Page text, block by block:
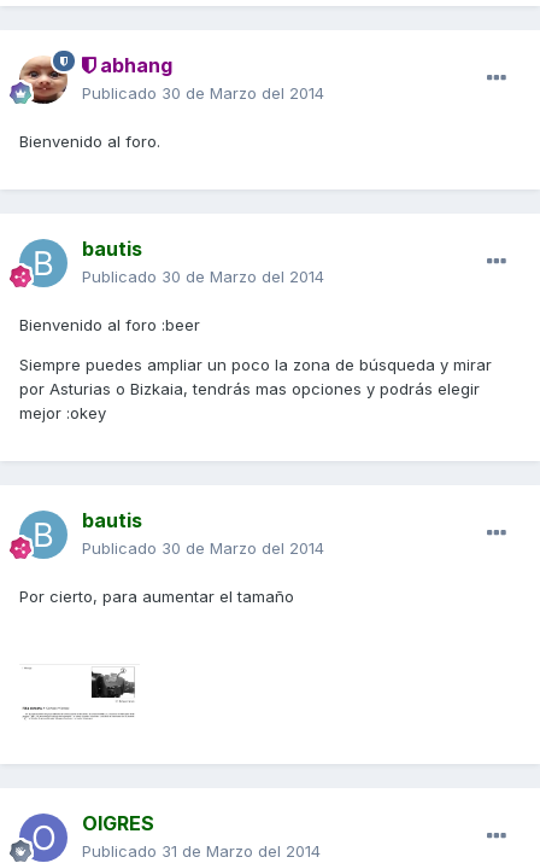
abhang
Publicado 30 de Marzo del 2014
Bienvenido al foro.
bautis
Publicado 30 de Marzo del 2014
Bienvenido al foro :beer
Siempre puedes ampliar un poco la zona de búsqueda y mirar
por Asturias o Bizkaia, tendrás mas opciones y podrás elegir
mejor :okey
bautis
Publicado 30 de Marzo del 2014
Por cierto, para aumentar el tamaño
OIGRES
Publicado 31 de Marzo del 2014